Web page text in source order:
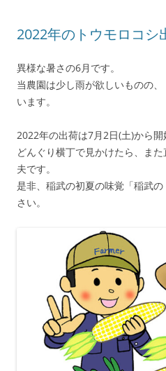
2022年のトウモロコシ
異様な暑さの6月です。
当農園は少し雨が欲しいものの
います。
2022年の出荷は7月2日(土)から開
どんぐり横丁で見かけたら、ま
夫です。
是非、稲武の初夏の味覚「稲武
さい。